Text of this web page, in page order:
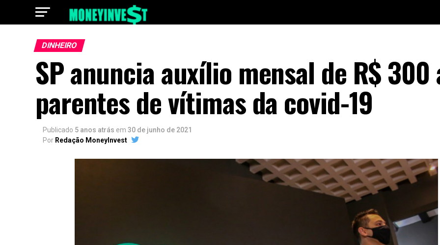
DINHEIRO
SP anuncia auxílio mensal de R$ 300
parentes de vítimas da covid-19
Publicado 5 anos atrás em 30 de junho de 2021
Por Redação MoneyInvest